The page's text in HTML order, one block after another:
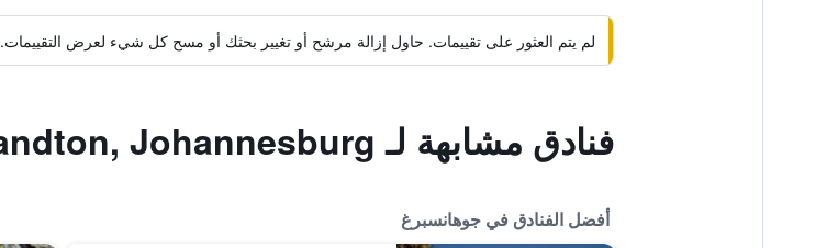
لم يتم العثور على تقييمات. حاول إزالة مرشح أو تغيير بحثك أو مسح كل شيء لعرض التقييمات.
فنادق مشابهة لـ Radisson Blu Hotel Sandton, Johannesburg
أفضل الفنادق في جوهانسبرغ